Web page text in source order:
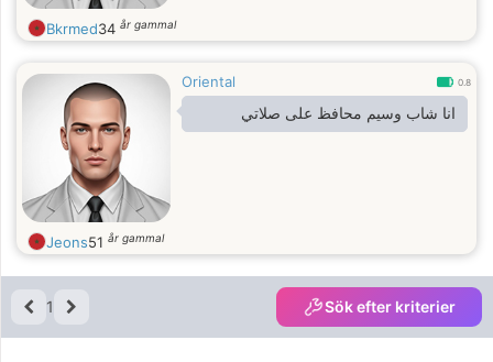
Bkrmed34 år gammal
Oriental 0.8
انا شاب وسيم محافظ على صلاتي
Jeons51 år gammal
1 Sök efter kriterier